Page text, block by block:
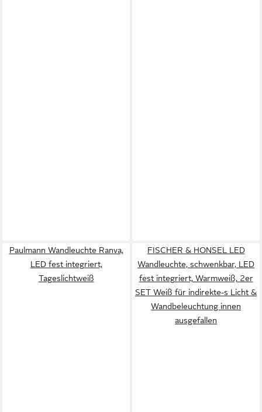
Paulmann Wandleuchte Ranva,
LED fest integriert,
Tageslichtweiß
FISCHER & HONSEL LED
Wandleuchte, schwenkbar, LED
fest integriert, Warmweiß, 2er
SET Weiß für indirekte-s Licht &
Wandbeleuchtung innen
ausgefallen